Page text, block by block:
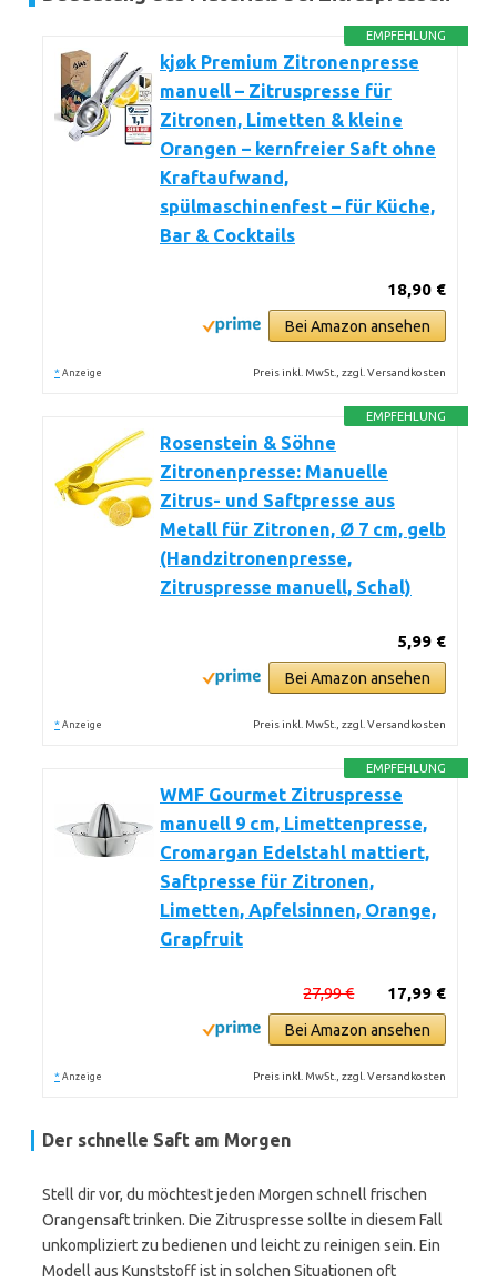
EMPFEHLUNG
kjøk Premium Zitronenpresse
manuell – Zitruspresse für
Zitronen, Limetten & kleine
Orangen – kernfreier Saft ohne
Kraftaufwand,
spülmaschinenfest – für Küche,
Bar & Cocktails
18,90 €
Bei Amazon ansehen
* Anzeige Preis inkl. MwSt., zzgl. Versandkosten
EMPFEHLUNG
Rosenstein & Söhne
Zitronenpresse: Manuelle
Zitrus- und Saftpresse aus
Metall für Zitronen, Ø 7 cm, gelb
(Handzitronenpresse,
Zitruspresse manuell, Schal)
5,99 €
Bei Amazon ansehen
* Anzeige Preis inkl. MwSt., zzgl. Versandkosten
EMPFEHLUNG
WMF Gourmet Zitruspresse
manuell 9 cm, Limettenpresse,
Cromargan Edelstahl mattiert,
Saftpresse für Zitronen,
Limetten, Apfelsinnen, Orange,
Grapfruit
17,99 €
27,99 €
Bei Amazon ansehen
* Anzeige Preis inkl. MwSt., zzgl. Versandkosten
Der schnelle Saft am Morgen
Stell dir vor, du möchtest jeden Morgen schnell frischen
Orangensaft trinken. Die Zitruspresse sollte in diesem Fall
unkompliziert zu bedienen und leicht zu reinigen sein. Ein
Modell aus Kunststoff ist in solchen Situationen oft